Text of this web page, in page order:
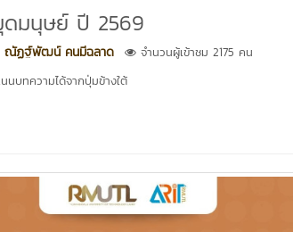
ดมนุษย์ ปี 2569
ณัฏฐ์พัฒน์ คนมีฉลาด
จำนวนผู้เข้าชม 2175 คน
นบทความได้จากปุ่มข้างใต้